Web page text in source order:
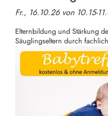
Fr., 16.10.26 von 10.15-
Elternbildung und Stärkung
Säuglingseltern durch